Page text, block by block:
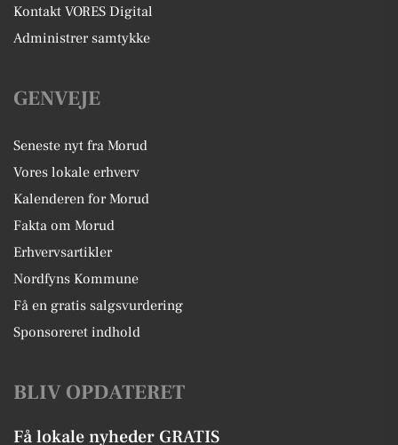
Kontakt VORES Digital
Administrer samtykke
GENVEJE
Seneste nyt fra Morud
Vores lokale erhverv
Kalenderen for Morud
Fakta om Morud
Erhvervsartikler
Nordfyns Kommune
Få en gratis salgsvurdering
Sponsoreret indhold
BLIV OPDATERET
Få lokale nyheder GRATIS